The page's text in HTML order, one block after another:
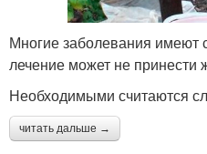
Многие заболевания имеют
лечение может не принести
Необходимыми считаются
читать дальше →